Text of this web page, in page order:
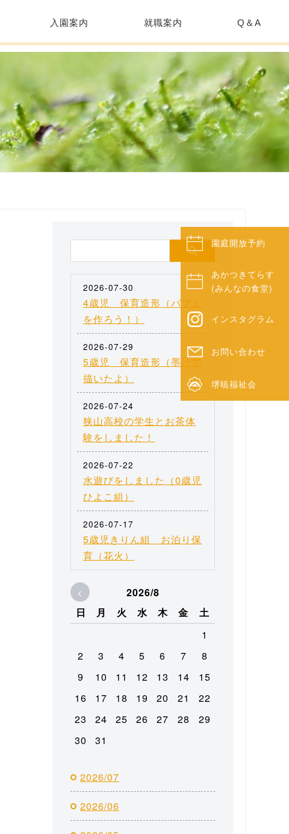
入園案内 就職案内 Q＆A
園庭開放予約
あかつきてらす
(みんなの食堂)
インスタグラム
お問い合わせ
堺暁福祉会
2026-07-30
4歳児 保育造形（パフェ
を作ろう！）
2026-07-29
5歳児 保育造形（墨汁で
描いたよ）
2026-07-24
狭山高校の学生とお茶体
験をしました！
2026-07-22
水遊びをしました（0歳児
ひよこ組）
2026-07-17
5歳児きりん組 お泊り保
育（花火）
<
2026/8
日
月 火 水 木 金
土
1
2
3 4 5 6 7
8
9
10 11 12 13 14
15
16
17 18 19 20 21
22
23
24 25 26 27 28
29
30
31
2026/07
2026/06